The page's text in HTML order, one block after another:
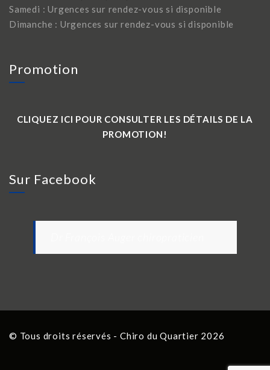
Samedi : Urgences sur rendez-vous si disponible
Dimanche : Urgences sur rendez-vous si disponible
Promotion
CLIQUEZ ICI POUR CONSULTER LES DÉTAILS DE LA
PROMOTION!
Sur Facebook
© Tous droits réservés - Chiro du Quartier 2026